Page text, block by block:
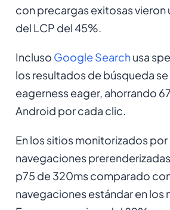
con precargas exitosas vieron
del LCP del 45%.
Incluso Google Searchusa
los resultados de búsqueda
eagerness eager, ahorrando
Android por cada clic.
En los sitios monitorizados por
navegaciones
p75 de 320ms comparado
navegaciones estándar en los